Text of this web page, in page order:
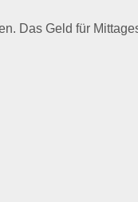
Das Geld für